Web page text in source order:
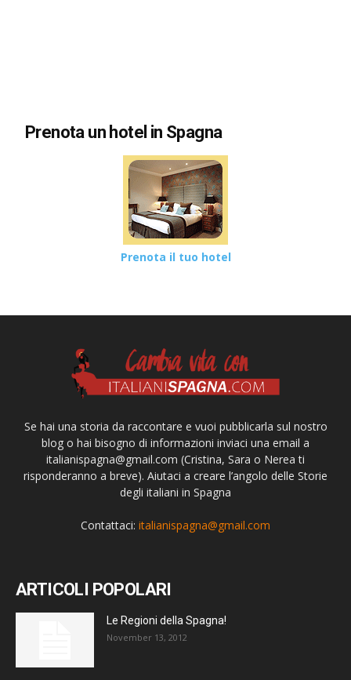
Prenota un hotel in Spagna
Prenota il tuo hotel
Se hai una storia da raccontare e vuoi pubblicarla sul nostro
blog o hai bisogno di informazioni inviaci una email a
italianispagna@gmail.com (Cristina, Sara o Nerea ti
risponderanno a breve). Aiutaci a creare l’angolo delle Storie
degli italiani in Spagna
Contattaci: italianispagna@gmail.com
ARTICOLI POPOLARI
Le Regioni della Spagna!
November 13, 2012